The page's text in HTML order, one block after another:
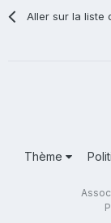
Aller sur la liste
Thème